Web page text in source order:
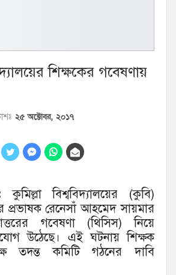
শিক্ষকের গবেষণায়
২৫ অক্টোবর, ২০১৭
কুমিল্লা বিশ্ববিদ্যালয়ের (কুবি)
প্রভাষক রেনেসাঁ আহমেদ সায়মার
গবেষণা (থিসিস) নিয়ে
উঠেছে। এই ঘটনায় শিক্ষক
তদন্ত কমিটি গঠনের দাবি